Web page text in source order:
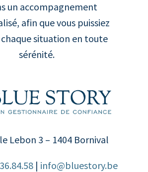
un accompagnement
afin que vous puissiez
situation en toute
sérénité.
Lebon 3 – 1404 Bornival
| info@bluestory.be